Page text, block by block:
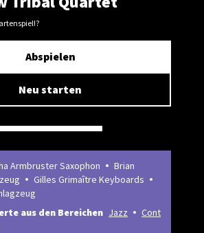
Abspielen
Neu starten
Armbruster Saxophon
Brian
Gilles Grimaître Keyboards
aus den Bereichen Jazz
Cont